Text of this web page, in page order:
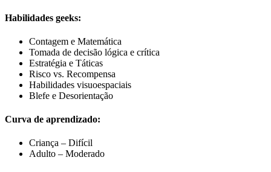
Habilidades geeks:
Contagem e Matemática
Tomada de decisão lógica e crítica
Estratégia e Táticas
Risco vs. Recompensa
Habilidades visuoespaciais
Blefe e Desorientação
Curva de aprendizado:
Criança – Difícil
Adulto – Moderado